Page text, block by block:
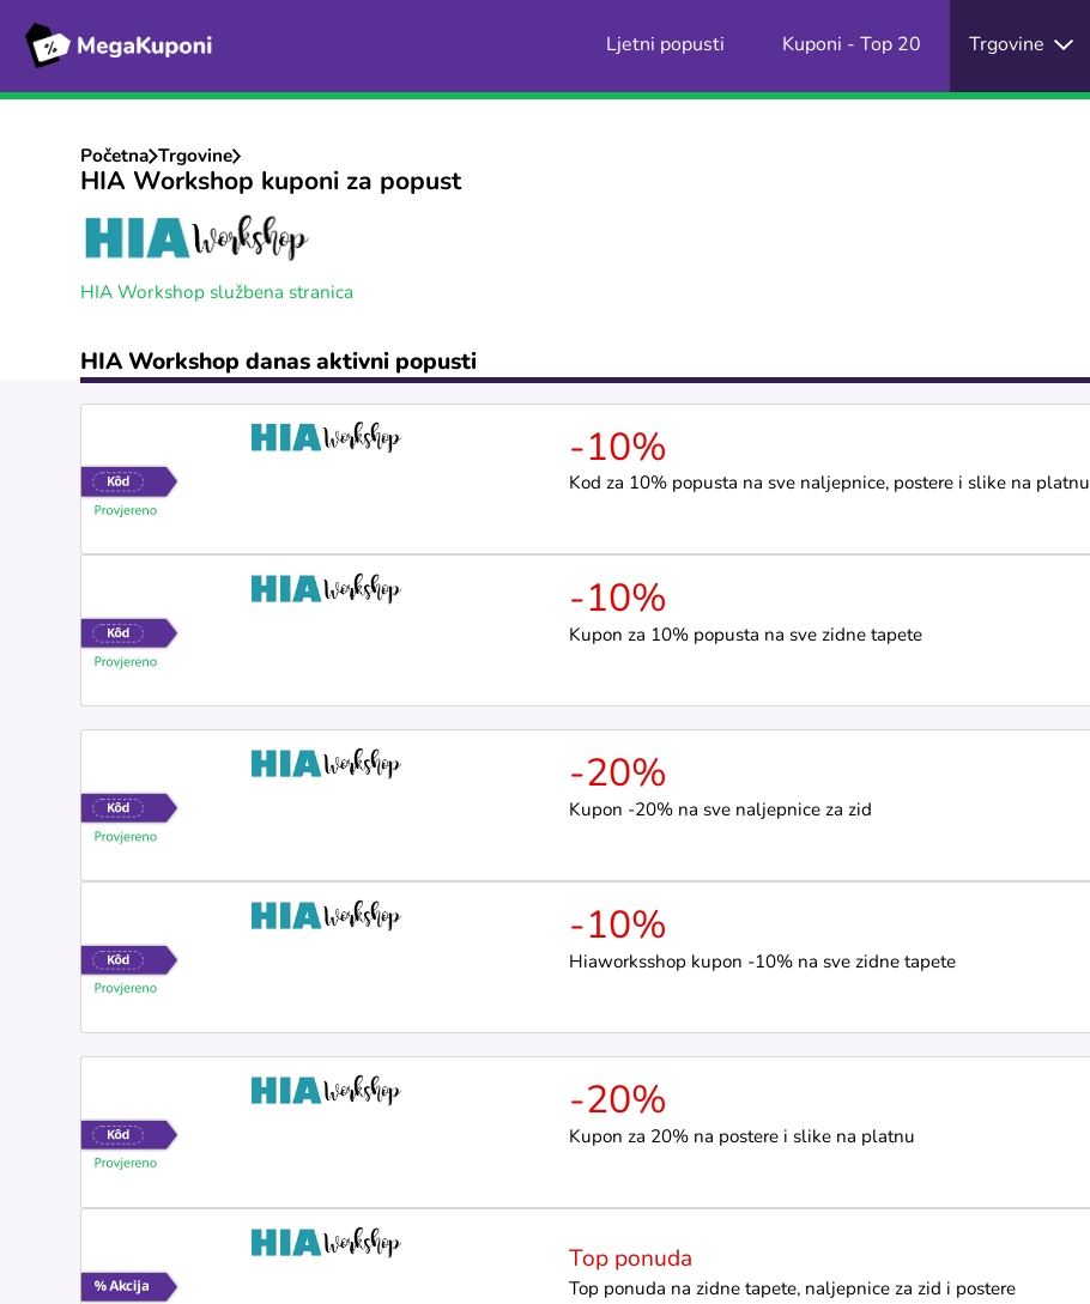
Ljetni popusti Kuponi - Top 20 Trgovine
Početna Trgovine
HIA Workshop kuponi za popust
HIA Workshop službena stranica
HIA Workshop danas aktivni popusti
-10%
Kod za 10% popusta na sve naljepnice, postere i slike na platnu
-10%
Kupon za 10% popusta na sve zidne tapete
-20%
Kupon -20% na sve naljepnice za zid
-10%
Hiaworksshop kupon -10% na sve zidne tapete
-20%
Kupon za 20% na postere i slike na platnu
Top ponuda
Top ponuda na zidne tapete, naljepnice za zid i postere